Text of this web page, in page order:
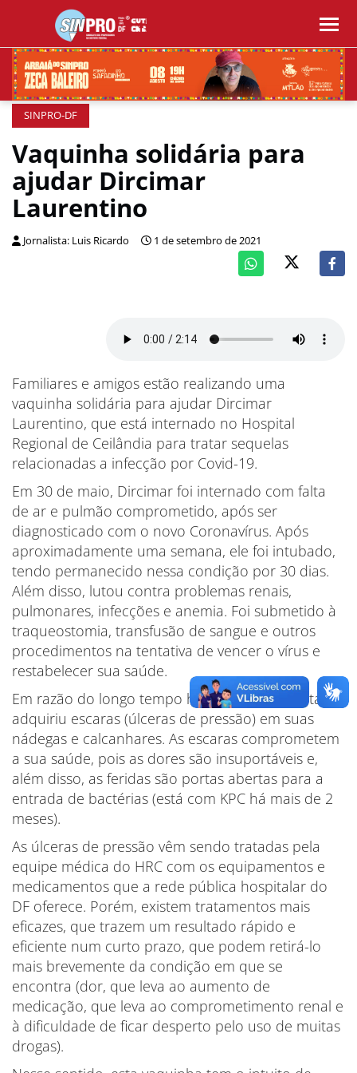
SINPRO-DF
Vaquinha solidária para
ajudar Dircimar
Laurentino
Jornalista: Luis Ricardo 1 de setembro de 2021
Familiares e amigos estão realizando uma
vaquinha solidária para ajudar Dircimar
Laurentino, que está internado no Hospital
Regional de Ceilândia para tratar sequelas
relacionadas a infecção por Covid-19.
Em 30 de maio, Dircimar foi internado com falta
de ar e pulmão comprometido, após ser
diagnosticado com o novo Coronavírus. Após
aproximadamente uma semana, ele foi intubado,
tendo permanecido nessa condição por 30 dias.
Além disso, lutou contra problemas renais,
pulmonares, infecções e anemia. Foi submetido à
traqueostomia, transfusão de sangue e outros
procedimentos na tentativa de vencer o vírus e
restabelecer sua saúde.
Em razão do longo tempo hospitalizado e deitado,
adquiriu escaras (úlceras de pressão) em suas
nádegas e calcanhares. As escaras comprometem
a sua saúde, pois as dores são insuportáveis e,
além disso, as feridas são portas abertas para a
entrada de bactérias (está com KPC há mais de 2
meses).
As úlceras de pressão vêm sendo tratadas pela
equipe médica do HRC com os equipamentos e
medicamentos que a rede pública hospitalar do
DF oferece. Porém, existem tratamentos mais
eficazes, que trazem um resultado rápido e
eficiente num curto prazo, que podem retirá-lo
mais brevemente da condição em que se
encontra (dor, que leva ao aumento de
medicação, que leva ao comprometimento renal e
à dificuldade de ficar desperto pelo uso de muitas
drogas).